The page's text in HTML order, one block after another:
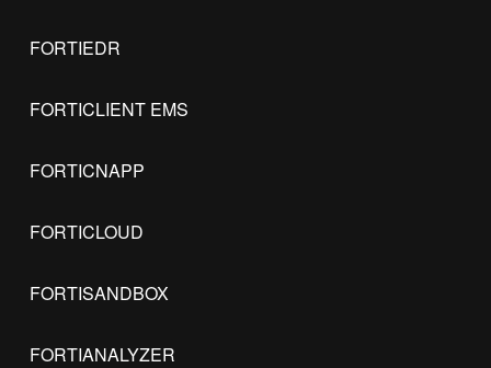
FORTIEDR
FORTICLIENT EMS
FORTICNAPP
FORTICLOUD
FORTISANDBOX
FORTIANALYZER